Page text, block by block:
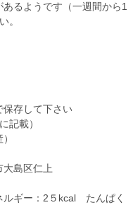
るようです（一週間から1
。
存して下さい
記載）
島区仁上
ギー：2５kcal たんぱく